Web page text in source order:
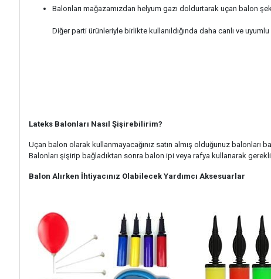
Balonları mağazamızdan helyum gazı doldurtarak uçan balon
Diğer parti ürünleriyle birlikte kullanıldığında daha canlı ve
Lateks Balonları Nasıl Şişirebilirim?
Uçan balon olarak kullanmayacağınız satın almış olduğunuz
Balonları şişirip bağladıktan sonra balon ipi veya rafya kullanarak
Balon Alırken İhtiyacınız Olabilecek Yardımcı Aksesuarlar